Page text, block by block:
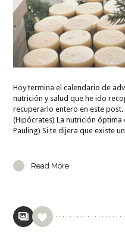
Hoy termina el calendario de
nutrición y salud que he ido
recuperarlo entero en este
(Hipócrates) La nutrición óptima
Pauling) Si te dijera que existe
Read More